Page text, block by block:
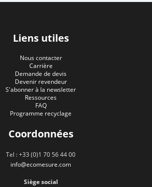
Liens utiles
Nous contacter
Carrière
Demande de devis
Devenir revendeur
S'abonner à la newsletter
Ressources
FAQ
Programme recyclage
Coordonnées
Tel : +33 (0)1 70 56 44 00
info@ecomesure.com
Siège social